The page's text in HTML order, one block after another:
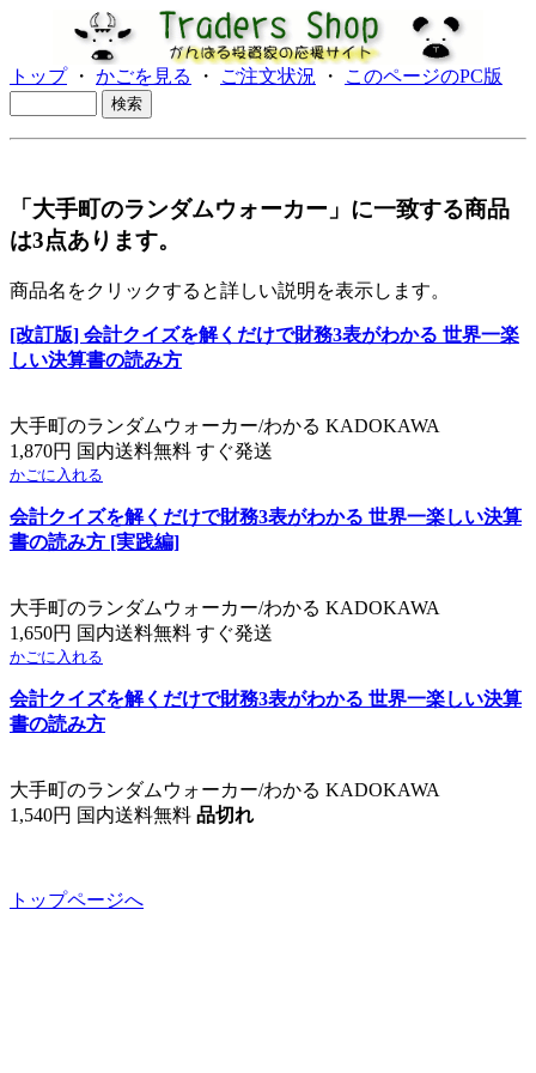
トップ・ かごを見る ・ ご注文状況 ・ このページのPC版
「大手町のランダムウォーカー」に一致する商品
は3点あります。
商品名をクリックすると詳しい説明を表示します。
[改訂版] 会計クイズを解くだけで財務3表がわかる 世界一楽
しい決算書の読み方
大手町のランダムウォーカー/わかる KADOKAWA
1,870円 国内送料無料 すぐ発送
かごに入れる
会計クイズを解くだけで財務3表がわかる 世界一楽しい決算
書の読み方 [実践編]
大手町のランダムウォーカー/わかる KADOKAWA
1,650円 国内送料無料 すぐ発送
かごに入れる
会計クイズを解くだけで財務3表がわかる 世界一楽しい決算
書の読み方
大手町のランダムウォーカー/わかる KADOKAWA
1,540円 国内送料無料 品切れ
トップページへ